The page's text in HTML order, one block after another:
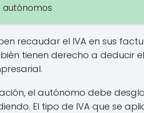
autónomos
recaudar el IVA en sus
tienen derecho a deducir
el autónomo debe
El tipo de IVA que se